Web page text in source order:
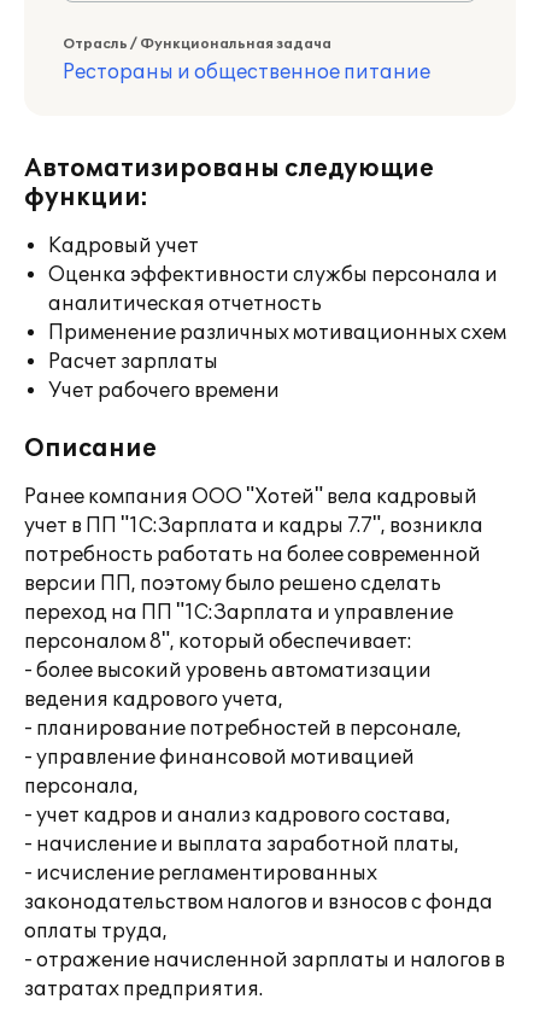
Отрасль / Функциональная задача
Рестораны и общественное питание
Автоматизированы следующие
функции:
Кадровый учет
Оценка эффективности службы персонала и
аналитическая отчетность
Применение различных мотивационных схем
Расчет зарплаты
Учет рабочего времени
Описание
Ранее компания ООО "Хотей" вела кадровый
учет в ПП "1С:Зарплата и кадры 7.7", возникла
потребность работать на более современной
версии ПП, поэтому было решено сделать
переход на ПП "1С:Зарплата и управление
персоналом 8", который обеспечивает:
- более высокий уровень автоматизации
ведения кадрового учета,
- планирование потребностей в персонале,
- управление финансовой мотивацией
персонала,
- учет кадров и анализ кадрового состава,
- начисление и выплата заработной платы,
- исчисление регламентированных
законодательством налогов и взносов с фонда
оплаты труда,
- отражение начисленной зарплаты и налогов в
затратах предприятия.